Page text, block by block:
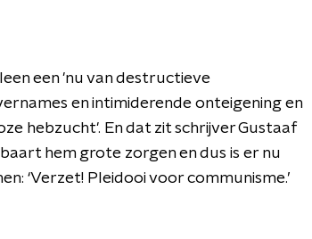
een 'nu van destructieve
en intimiderende onteigening en
hebzucht'. En dat zit schrijver Gustaaf
hem grote zorgen en dus is er nu
‘Verzet! Pleidooi voor communisme.’